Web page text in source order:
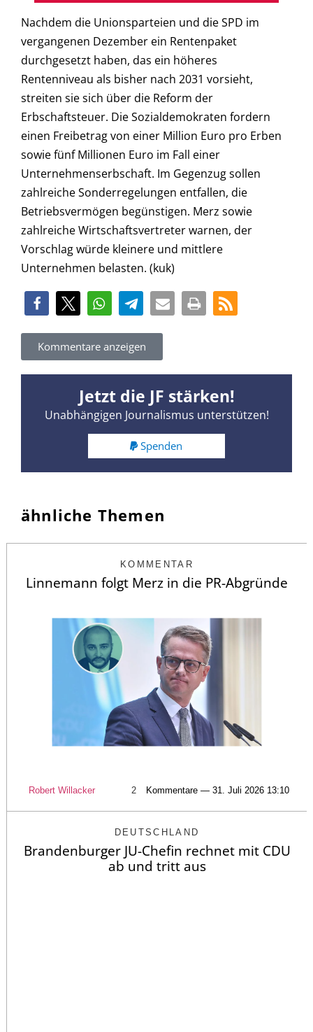
Nachdem die Unionsparteien und die SPD im
vergangenen Dezember ein Rentenpaket
durchgesetzt haben, das ein höheres
Rentenniveau als bisher nach 2031 vorsieht,
streiten sie sich über die Reform der
Erbschaftsteuer. Die Sozialdemokraten fordern
einen Freibetrag von einer Million Euro pro Erben
sowie fünf Millionen Euro im Fall einer
Unternehmenserbschaft. Im Gegenzug sollen
zahlreiche Sonderregelungen entfallen, die
Betriebsvermögen begünstigen. Merz sowie
zahlreiche Wirtschaftsvertreter warnen, der
Vorschlag würde kleinere und mittlere
Unternehmen belasten. (kuk)
Kommentare anzeigen
Jetzt die JF stärken!
Unabhängigen Journalismus unterstützen!
Spenden
ähnliche Themen
KOMMENTAR
Linnemann folgt Merz in die PR-Abgründe
Robert Willacker 2 Kommentare — 31. Juli 2026 13:10
DEUTSCHLAND
Brandenburger JU-Chefin rechnet mit CDU
ab und tritt aus